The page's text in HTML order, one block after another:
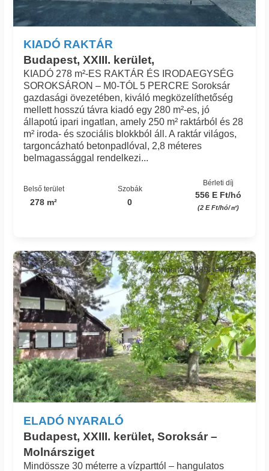
KIADÓ RAKTÁR
Budapest, XXIII. kerület,
KIADÓ 278 m²-ES RAKTÁR ÉS IRODAEGYSÉG
SOROKSÁRON – M0-TÓL 5 PERCRE Soroksár
gazdasági övezetében, kiváló megközelíthetőség
mellett hosszú távra kiadó egy 280 m²-es, jó
állapotú ipari ingatlan, amely 250 m² raktárból és 28
m² iroda- és szociális blokkból áll. A raktár világos,
targoncázható betonpadlóval, 2,8 méteres
belmagassággal rendelkezi...
Belső terület
278 m²
Szobák
0
Bérleti díj
556 E Ft/hó
(2 E Ft/hó/㎡)
ELADÓ NYARALÓ
Budapest, XXIII. kerület, Soroksár –
Molnársziget
Azonosító: 8289_leebesfia
Mindössze 30 méterre a vízparttól – hangulatos